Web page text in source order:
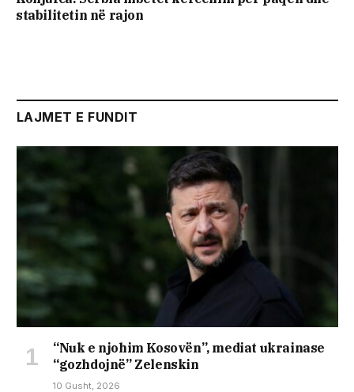
stabilitetin në rajon
LAJMET E FUNDIT
“Nuk e njohim Kosovën”, mediat ukrainase
“gozhdojnë” Zelenskin
10 Gusht, 2026